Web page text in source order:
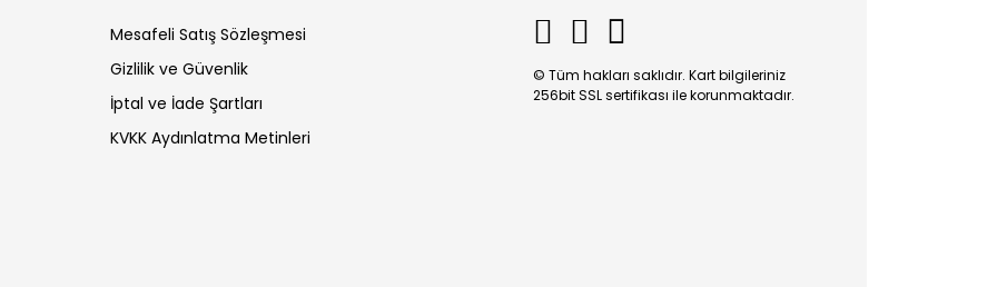
Mesafeli Satış Sözleşmesi
Gizlilik ve Güvenlik
İptal ve İade Şartları
KVKK Aydınlatma Metinleri
© Tüm hakları saklıdır. Kart bilgileriniz
256bit SSL sertifikası ile korunmaktadır.